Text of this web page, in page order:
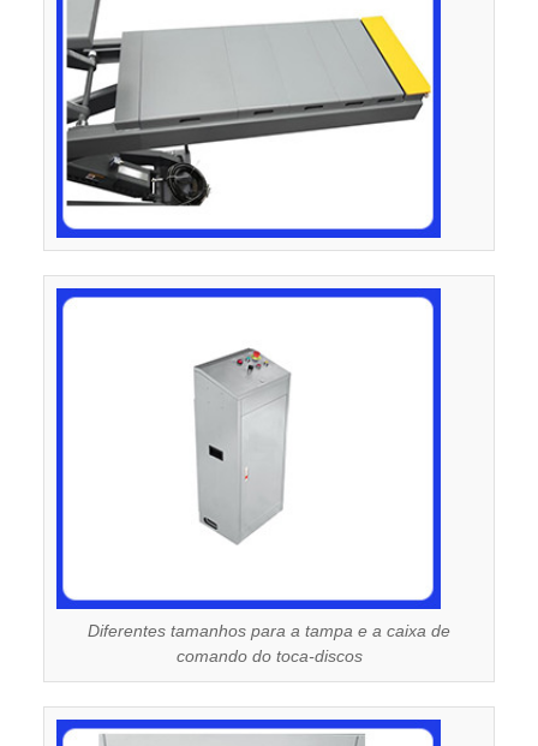
Diferentes tamanhos para a tampa e a caixa de
comando do toca-discos